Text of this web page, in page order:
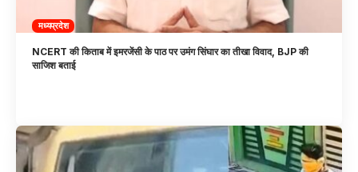
मध्यप्रदेश
NCERT की किताब में इमरजेंसी के पाठ पर उमंग सिंघार का तीखा विवाद, BJP की
साजिश बताई